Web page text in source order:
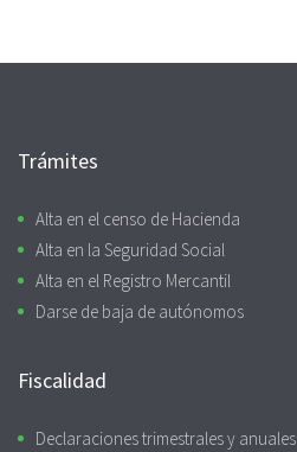
Trámites
Alta en el censo de Hacienda
Alta en la Seguridad Social
Alta en el Registro Mercantil
Darse de baja de autónomos
Fiscalidad
Declaraciones trimestrales y anuales